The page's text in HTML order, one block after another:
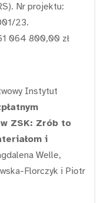
Nr projektu:
23.
064 800,00 zł
Instytut
ZSK: Zrób to
i
Welle,
Florczyk i Piotr